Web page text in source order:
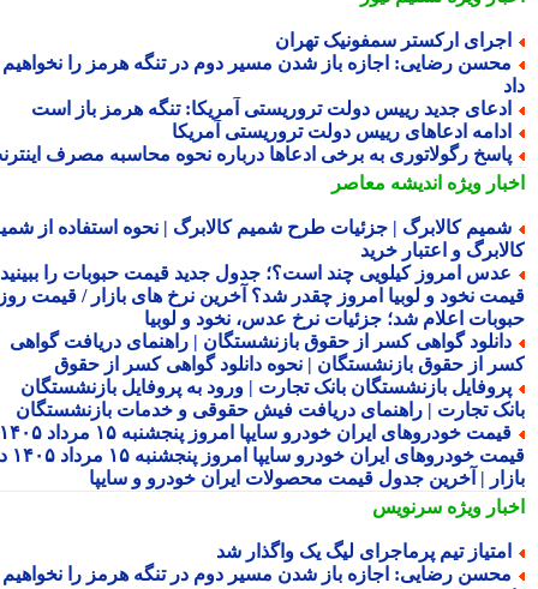
ارکستر سمفونیک تهران
رضایی: اجازه باز شدن مسیر دوم در تنگه هرمز را نخواهیم
جدید رییس دولت تروریستی آمریکا: تنگه هرمز باز است
ادعاهای رییس دولت تروریستی آمریکا
رگولاتوری به برخی ادعاها درباره نحوه محاسبه مصرف اینترنت
ویژهاندیشه معاصر
کالابرگ | جزئیات طرح شمیم کالابرگ | نحوه استفاده از شمیم
و اعتبار خرید
امروز کیلویی چند است؟؛ جدول جدید قیمت حبوبات را ببینید /
نخود و لوبیا امروز چقدر شد؟ آخرین نرخ های بازار / قیمت روز
اعلام شد؛ جزئیات نرخ عدس، نخود و لوبیا
گواهی کسر از حقوق بازنشستگان | راهنمای دریافت گواهی
از حقوق بازنشستگان | نحوه دانلود گواهی کسر از حقوق
بازنشستگان بانک تجارت | ورود به پروفایل بازنشستگان
تجارت | راهنمای دریافت فیش حقوقی و خدمات بازنشستگان
قیمت خودروهای ایران خودرو سایپا امروز پنجشنبه ۱۵ مرداد ۱۴۰۵ |
قیمت خودروهای ایران خودرو سایپا امروز پنجشنبه ۱۵ مرداد ۱۴۰۵ در
| آخرین جدول قیمت محصولات ایران خودرو و سایپا
ویژهسرنویس
تیم پرماجرای لیگ یک واگذار شد
رضایی: اجازه باز شدن مسیر دوم در تنگه هرمز را نخواهیم